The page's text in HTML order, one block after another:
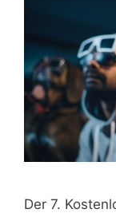
Der 7.